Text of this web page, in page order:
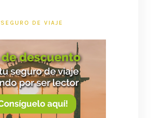
SEGURO DE VIAJE